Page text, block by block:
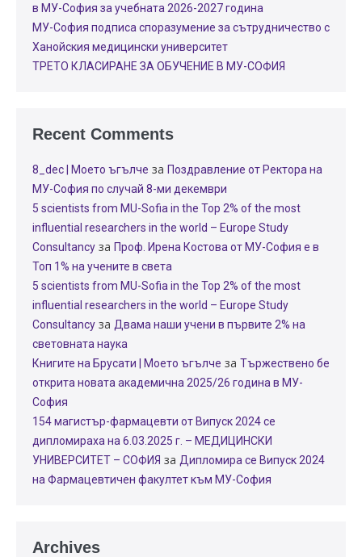
в МУ-София за учебната 2026-2027 година
МУ-София подписа споразумение за сътрудничество с
Ханойския медицински университет
ТРЕТО КЛАСИРАНЕ ЗА ОБУЧЕНИЕ В МУ-СОФИЯ
Recent Comments
8_dec | Моето ъгълче за Поздравление от Ректора на
МУ-София по случай 8-ми декември
5 scientists from MU-Sofia in the Top 2% of the most
influential researchers in the world – Europe Study
Consultancy за Проф. Ирена Костова от МУ-София е в
Топ 1% на учените в света
5 scientists from MU-Sofia in the Top 2% of the most
influential researchers in the world – Europe Study
Consultancy за Двама наши учени в първите 2% на
световната наука
Книгите на Брусати | Моето ъгълче за Тържествено бе
открита новата академична 2025/26 година в МУ-
София
154 магистър-фармацевти от Випуск 2024 се
дипломираха на 6.03.2025 г. – МЕДИЦИНСКИ
УНИВЕРСИТЕТ – СОФИЯ за Дипломира се Випуск 2024
на Фармацевтичен факултет към МУ-София
Archives